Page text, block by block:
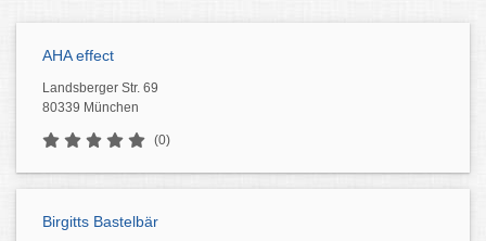
AHA effect
Landsberger Str. 69
80339 München
(0)
Birgitts Bastelbär